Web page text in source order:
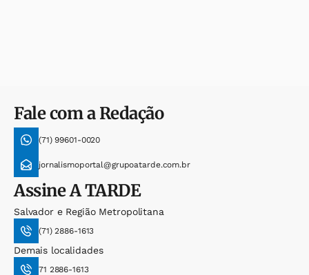
Fale com a Redação
(71) 99601-0020
jornalismoportal@grupoatarde.com.br
AssineA TARDE
Salvador e Região Metropolitana
(71) 2886-1613
Demais localidades
71 2886-1613